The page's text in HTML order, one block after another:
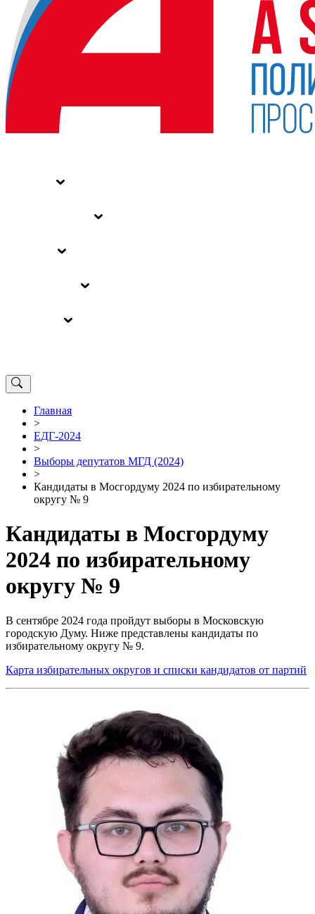
Главная
>
ЕДГ-2024
>
Выборы депутатов МГД (2024)
>
Кандидаты в Мосгордуму 2024 по избирательному
округу № 9
Кандидаты в Мосгордуму
2024 по избирательному
округу № 9
В сентябре 2024 года пройдут выборы в Московскую
городскую Думу. Ниже представлены кандидаты по
избирательному округу № 9.
Карта избирательных округов и списки кандидатов от партий